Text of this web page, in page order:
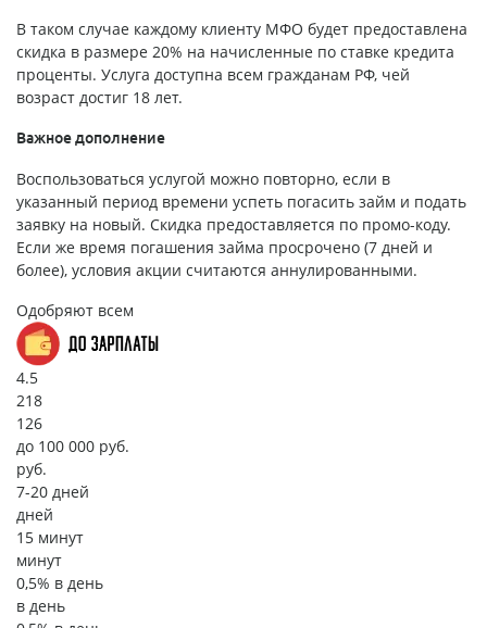
В таком случае каждому клиенту МФО будет предоставлена
скидка в размере 20% на начисленные по ставке кредита
проценты. Услуга доступна всем гражданам РФ, чей
возраст достиг 18 лет.
Важное дополнение
Воспользоваться услугой можно повторно, если в
указанный период времени успеть погасить займ и подать
заявку на новый. Скидка предоставляется по промо-коду.
Если же время погашения займа просрочено (7 дней и
более), условия акции считаются аннулированными.
Одобряют всем
4.5
218
126
до 100 000 руб.
руб.
7-20 дней
дней
15 минут
минут
0,5% в день
в день